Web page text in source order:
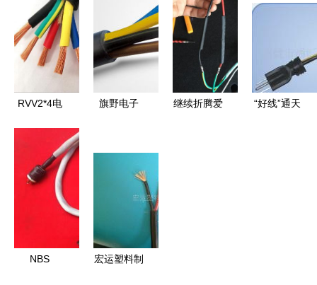
CCC国标三
芯电源线与
分体空调插
座如何匹
配？
线材厂的专
业实力解读
RVV2*4电
与工业场景
中的可靠供
电保障
旗野电子
元连接世界
继续折腾爱
“好线”通天
NBS
宏运塑料制